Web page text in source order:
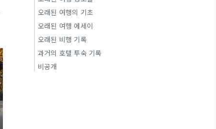
오래된 여행의 기초
오래된 여행 에세이
오래된 비행 기록
과거의 호텔 투숙 기록
비공개